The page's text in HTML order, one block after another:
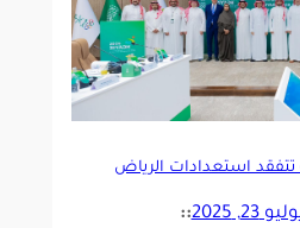
تتفقد استعدادات الرياض
23, 2025
::